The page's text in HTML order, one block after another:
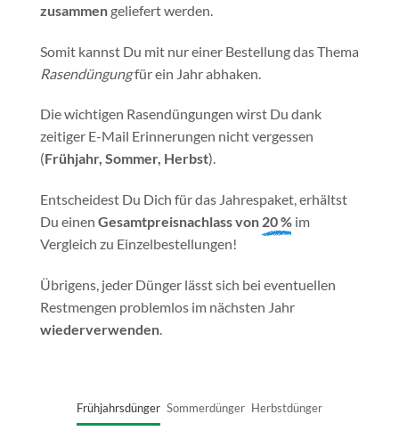
zusammen geliefert werden.
Somit kannst Du mit nur einer Bestellung das Thema
Rasendüngungfür ein Jahr abhaken.
Die wichtigen Rasendüngungen wirst Du dank
zeitiger E-Mail Erinnerungen nicht vergessen
(Frühjahr, Sommer, Herbst).
Entscheidest Du Dich für das Jahrespaket, erhältst
Du einen Gesamtpreisnachlass von 20 % im
Vergleich zu Einzelbestellungen!
Übrigens, jeder Dünger lässt sich bei eventuellen
Restmengen problemlos im nächsten Jahr
wiederverwenden.
Frühjahrsdünger Sommerdünger Herbstdünger